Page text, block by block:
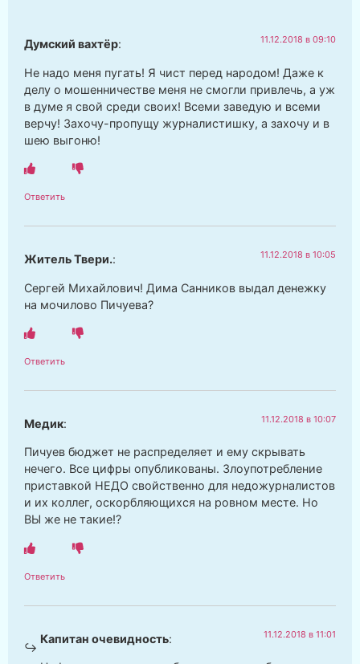
Думский вахтёр: 11.12.2018 в 09:10
Не надо меня пугать! Я чист перед народом! Даже к
делу о мошенничестве меня не смогли привлечь, а уж
в думе я свой среди своих! Всеми заведую и всеми
верчу! Захочу-пропущу журналистишку, а захочу и в
шею выгоню!
Ответить
Житель Твери.: 11.12.2018 в 10:05
Сергей Михайлович! Дима Санников выдал денежку
на мочилово Пичуева?
Ответить
Медик: 11.12.2018 в 10:07
Пичуев бюджет не распределяет и ему скрывать
нечего. Все цифры опубликованы. Злоупотребление
приставкой НЕДО свойственно для недожурналистов
и их коллег, оскорбляющихся на ровном месте. Но
ВЫ же не такие!?
Ответить
Капитан очевидность: 11.12.2018 в 11:01